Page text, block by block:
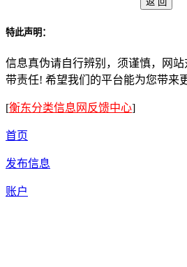
特此声明：
信息真伪请自行辨别，须谨慎，网
带责任! 希望我们的平台能为您带来
[衡东分类信息网反馈中心]
首页
发布信息
账户